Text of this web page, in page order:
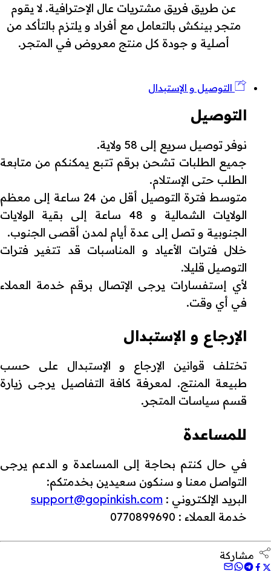
عن طريق فريق مشتريات عال الإحترافية. لا يقوم
متجر بينكش بالتعامل مع أفراد و يلتزم بالتأكد من
أصلية و جودة كل منتج معروض في المتجر.
التوصيل و الإستبدال
التوصيل
نوفر توصيل سريع إلى 58 ولاية.
جميع الطلبات تشحن برقم تتبع يمكنكم من متابعة
الطلب حتى الإستلام.
متوسط فترة التوصيل أقل من 24 ساعة إلى معظم
الولايات الشمالية و 48 ساعة إلى بقية الولايات
الجنوبية و تصل إلى عدة أيام لمدن أقصى الجنوب.
خلال فترات الأعياد و المناسبات قد تتغير فترات
التوصيل قليلا.
لأي إستفسارات يرجى الإتصال برقم خدمة العملاء
في أي وقت.
الإرجاع و الإستبدال
تختلف قوانين الإرجاع و الإستبدال على حسب
طبيعة المنتج. لمعرفة كافة التفاصيل يرجى زيارة
قسم سياسات المتجر.
للمساعدة
في حال كنتم بحاجة إلى المساعدة و الدعم يرجى
التواصل معنا و سنكون سعيدين بخدمتكم:
البريد الإلكتروني : support@gopinkish.com
خدمة العملاء : 0770899690
مشاركة